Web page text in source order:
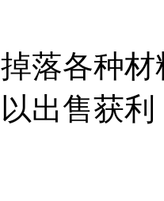
落各种
出售获